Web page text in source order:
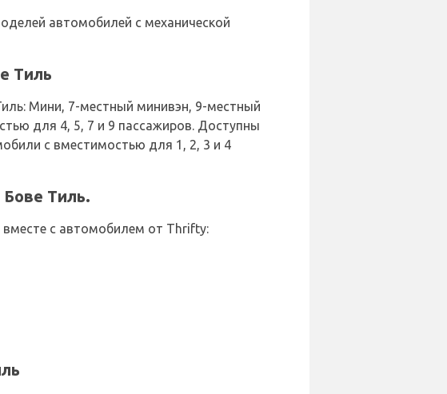
автомобилей с механической
Тиль
Мини, 7-местный минивэн, 9-местный
для 4, 5, 7 и 9 пассажиров. Доступны
с вместимостью для 1, 2, 3 и 4
Тиль.
с автомобилем от Thrifty: